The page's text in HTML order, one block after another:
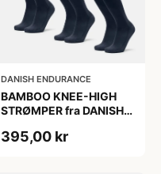
DANISH ENDURANCE
BAMBOO KNEE-HIGH
STRØMPER fra DANISH
6-Pak, Knæhøj, Bambus,
395,00 kr